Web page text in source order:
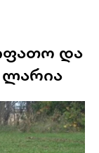
და
ლარია